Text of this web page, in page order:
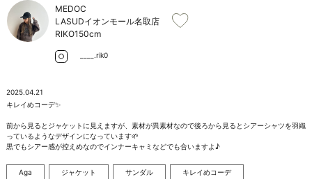
MEDOC
LASUDイオンモール名取店
RIKO150cm
____.rik0
2025.04.21
キレイめコーデ✨
前から見るとジャケットに見えますが、素材が異素材なので後ろから見るとシアーシャツを羽織
っているようなデザインになっています🌱
黒でもシアー感が控えめなのでインナーキャミなどでも合いますよ♪
Aga ジャケット サンダル キレイめコーデ